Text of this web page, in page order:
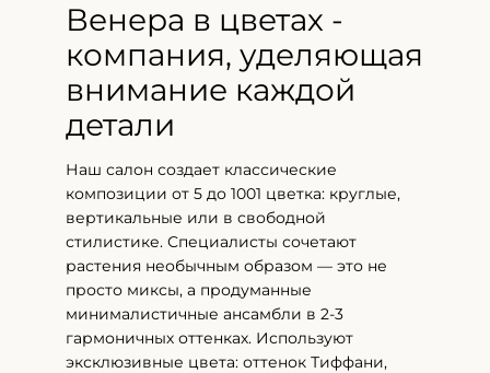
Венера в цветах -
компания, уделяющая
внимание каждой
детали
Наш салон создает классические
композиции от 5 до 1001 цветка: круглые,
вертикальные или в свободной
стилистике. Специалисты сочетают
растения необычным образом — это не
просто миксы, а продуманные
минималистичные ансамбли в 2-3
гармоничных оттенках. Используют
эксклюзивные цвета: оттенок Тиффани,